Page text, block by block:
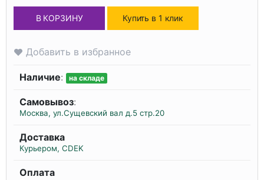
В КОРЗИНУ Купить в 1 клик
Добавить в избранное
Наличие: на складе
Самовывоз:
Москва, ул.Сущевский вал д.5 стр.20
Доставка
Курьером, CDEK
Оплата